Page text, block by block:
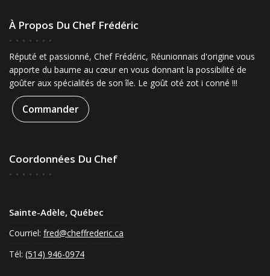
À Propos Du Chef Frédéric
Réputé et passionné, Chef Frédéric, Réunionnais d'origine vous
apporte du baume au cœur en vous donnant la possibilité de
goûter aux spécialités de son île. Le goût oté zot i conné !!!
Commander
Coordonnées Du Chef
Sainte-Adèle, Québec
Courriel: fred@cheffrederic.ca
Tél: (514) 946-0974